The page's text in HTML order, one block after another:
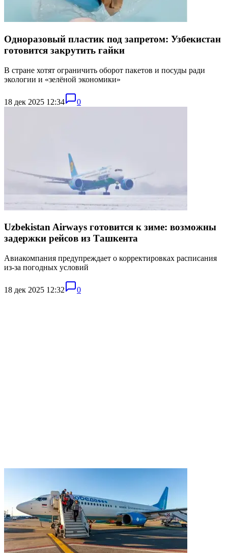
Одноразовый пластик под запретом: Узбекистан
готовится закрутить гайки
В стране хотят ограничить оборот пакетов и посуды ради
экологии и «зелёной экономики»
18 дек 2025 12:34 0
Uzbekistan Airways готовится к зиме: возможны
задержки рейсов из Ташкента
Авиакомпания предупреждает о корректировках расписания
из-за погодных условий
18 дек 2025 12:32 0